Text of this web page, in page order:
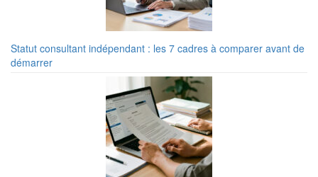
Statut consultant indépendant : les 7 cadres à comparer avant de
démarrer